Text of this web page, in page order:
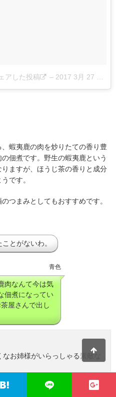
アした投稿 – 2017 3月 27 5:43午前 PDT
蝦夷鹿の肉を炒りたての香り豊
佃煮です。野生の蝦夷鹿という
ますが、ほうじ茶の香りと成分
です。
つまみとしてもおすすめです。
とがないわ。
青色
肉なんて今は気
佃煮になってい
屋さんで出し
お姉様がいらっしゃる素敵な
pic.twitter.com/JPjDZEwSuP